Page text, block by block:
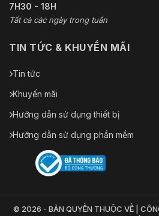
7H30 - 18H
Tất cả các ngày trong tuần
TIN TỨC & KHUYẾN MÃI
Tin tức
Khuyến mãi
Hướng dẫn sử dụng thiết bị
Hướng dẫn sử dụng phần mềm
© 2026 - BẢN QUYỀN THUỘC VỀ |